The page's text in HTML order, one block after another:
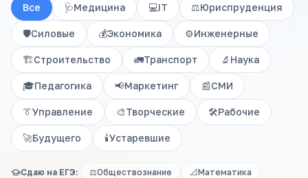
Все 🩺Медицина 💻IT ⚖️Юриспруденция
🛡️Силовые 💰Экономика ⚙️Инженерные
🏗️Строительство 🚛Транспорт 🔬 Наука
🎓Педагогика 📢Маркетинг 📰СМИ
👔Управление 🎨Творческие 🛠️Рабочие
🚀Будущего 🕯️Устаревшие
Сдаю на ЕГЭ: ⚖️Обществознание 📐Математика